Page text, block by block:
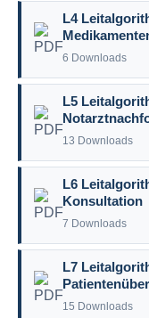
L4
6 Downloads
L5
13 Downloads
L6
Konsultation
7 Downloads
L7
15 Downloads